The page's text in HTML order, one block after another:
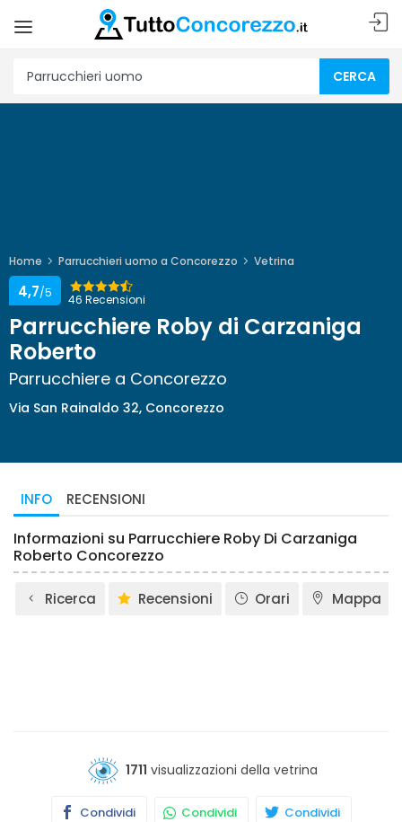
CERCA
Home Parrucchieri uomo a Concorezzo Vetrina
46 Recensioni
4,7/5
Parrucchiere Roby di Carzaniga
Roberto
Parrucchiere a Concorezzo
Via San Rainaldo 32, Concorezzo
INFO RECENSIONI
Informazioni su Parrucchiere Roby Di Carzaniga
Roberto Concorezzo
Ricerca Recensioni Orari Mappa
1711 visualizzazioni della vetrina
Condividi Condividi Condividi